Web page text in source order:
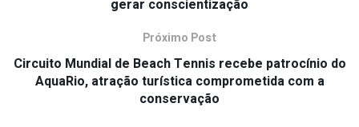
gerar conscientização
Próximo Post
Circuito Mundial de Beach Tennis recebe patrocínio do
AquaRio, atração turística comprometida com a
conservação